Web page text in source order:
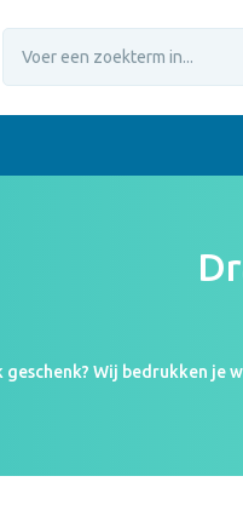
Wij bedrukken je
Ook voor andere
drukmogelijkheden voor